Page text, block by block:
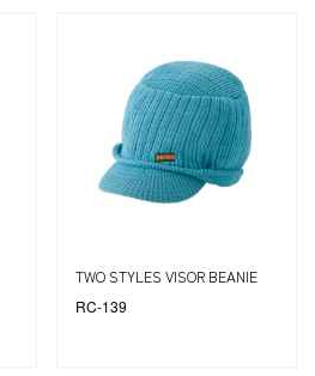
TWO STYLES VISOR BEANIE
RC-139